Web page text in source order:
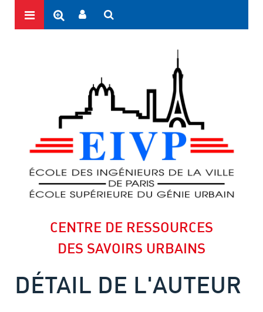
CENTRE DE RESSOURCES
DES SAVOIRS URBAINS
DÉTAIL DE L'AUTEUR